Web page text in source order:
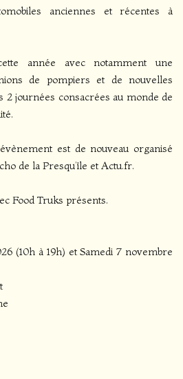
anciennes et récentes à
année avec notamment une
de pompiers et de nouvelles
2 journées consacrées au monde de
est de nouveau organisé
de la Presqu’île et Actu.fr.
Food Truks présents.
(10h à 19h) et Samedi 7 novembre